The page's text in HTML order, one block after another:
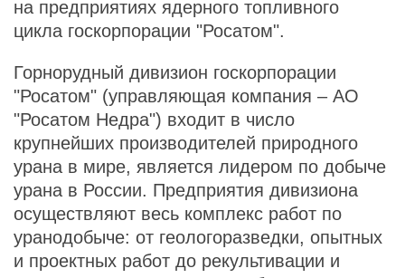
на предприятиях ядерного топливного
цикла госкорпорации "Росатом".
Горнорудный дивизион госкорпорации
"Росатом" (управляющая компания – АО
"Росатом Недра") входит в число
крупнейших производителей природного
урана в мире, является лидером по добыче
урана в России. Предприятия дивизиона
осуществляют весь комплекс работ по
уранодобыче: от геологоразведки, опытных
и проектных работ до рекультивации и